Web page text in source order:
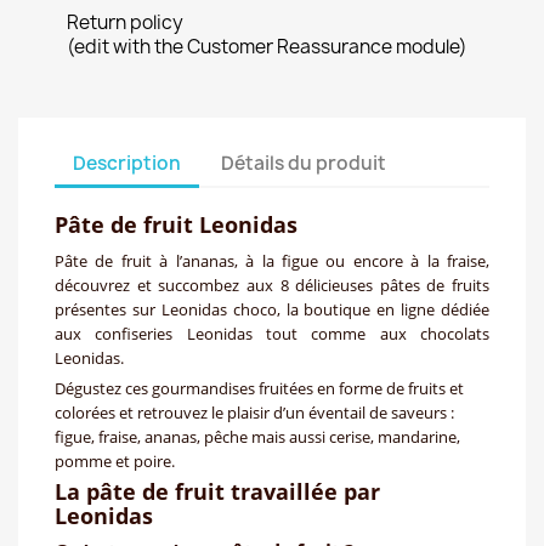
Return policy
(edit with the Customer Reassurance module)
Description Détails du produit
Pâte de fruit Leonidas
Pâte de fruit à l’ananas, à la figue ou encore à la fraise,
découvrez et succombez aux 8 délicieuses pâtes de fruits
présentes sur Leonidas choco, la boutique en ligne dédiée
aux confiseries Leonidas tout comme aux chocolats
Leonidas.
Dégustez ces gourmandises fruitées en forme de fruits et
colorées et retrouvez le plaisir d’un éventail de saveurs :
figue, fraise, ananas, pêche mais aussi cerise, mandarine,
pomme et poire.
La pâte de fruit travaillée par
Leonidas